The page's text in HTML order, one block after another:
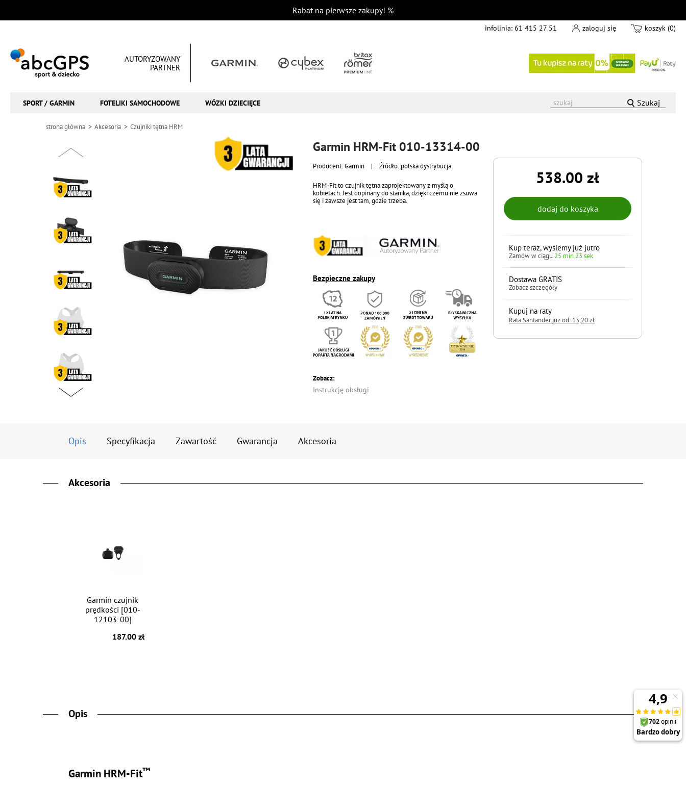
Rabat na pierwsze zakupy! %
infolinia: 61 415 27 51 zaloguj się koszyk (0)
AUTORYZOWANY
PARTNER
SPORT / GARMIN FOTELIKI SAMOCHODOWE WÓZKI DZIECIĘCE Szukaj
strona główna Akcesoria Czujniki tętna HRM
Garmin HRM-Fit 010-13314-00
Producent:Garmin | Źródło: polska dystrybucja
HRM-Fit to czujnik tętna zaprojektowany z myślą o
kobietach. Jest dopinany do stanika, dzięki czemu nie zsuwa
się i zawsze jest tam, gdzie trzeba.
Bezpieczne zakupy
Zobacz:
Instrukcję obsługi
538.00 zł
Kup teraz, wyślemy już jutro
Zamów w ciągu 25 min 22 sek
Dostawa GRATIS
Zobacz szczegóły
Kupuj na raty
Rata Santander już od: 13,20 zł
Opis Specyfikacja Zawartość Gwarancja Akcesoria
Akcesoria
Garmin czujnik
prędkości [010-
12103-00]
187.00 zł
Opis
Garmin HRM-Fit™